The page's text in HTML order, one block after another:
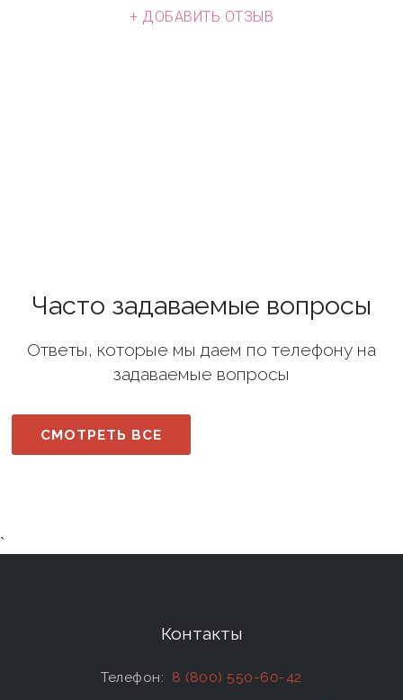
+ ДОБАВИТЬ ОТЗЫВ
Часто задаваемые вопросы
Ответы, которые мы даем по телефону на
задаваемые вопросы
СМОТРЕТЬ ВСЕ
`
Контакты
Телефон: 8 (800) 550-60-42